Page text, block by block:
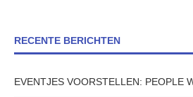
RECENTE BERICHTEN
EVENTJES VOORSTELLEN: PEOPLE